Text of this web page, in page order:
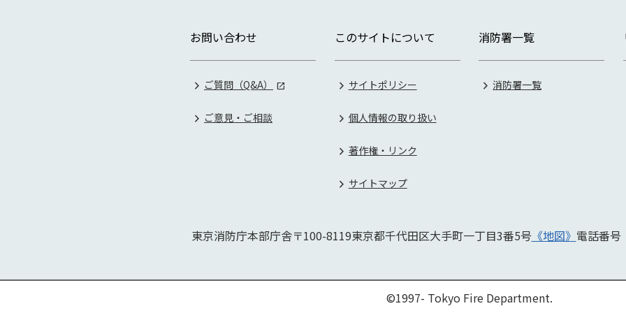
お問い合わせ
ご質問（Q&A）
ご意見・ご相談
このサイトについて
サイトポリシー
個人情報の取り扱い
著作権・リンク
サイトマップ
消防署一覧
消防署一覧
東京消防庁本部庁舎〒100-8119東京都千代田区大手町一丁目3番5号《地図》 電話番
©1997- Tokyo Fire Department.